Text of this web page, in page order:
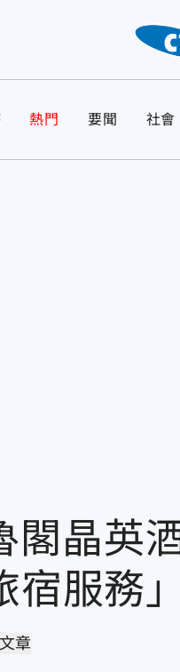
熱門 要聞 社會
晶英
服務」
章